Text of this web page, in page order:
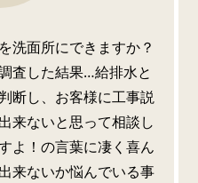
洗面所にできますか？
査した結果…給排水と
断し、お客様に工事説
来ないと思って相談し
よ！の言葉に凄く喜ん
来ないか悩んでいる事